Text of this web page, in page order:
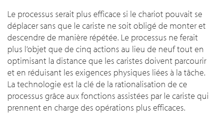
Le processus serait plus efficace si le chariot pouvait se
déplacer sans que le cariste ne soit obligé de monter et
descendre de manière répétée. Le processus ne ferait
plus l’objet que de cinq actions au lieu de neuf tout en
optimisant la distance que les caristes doivent parcourir
et en réduisant les exigences physiques liées à la tâche.
La technologie est la clé de la rationalisation de ce
processus grâce aux fonctions assistées par le cariste qui
prennent en charge des opérations plus efficaces.